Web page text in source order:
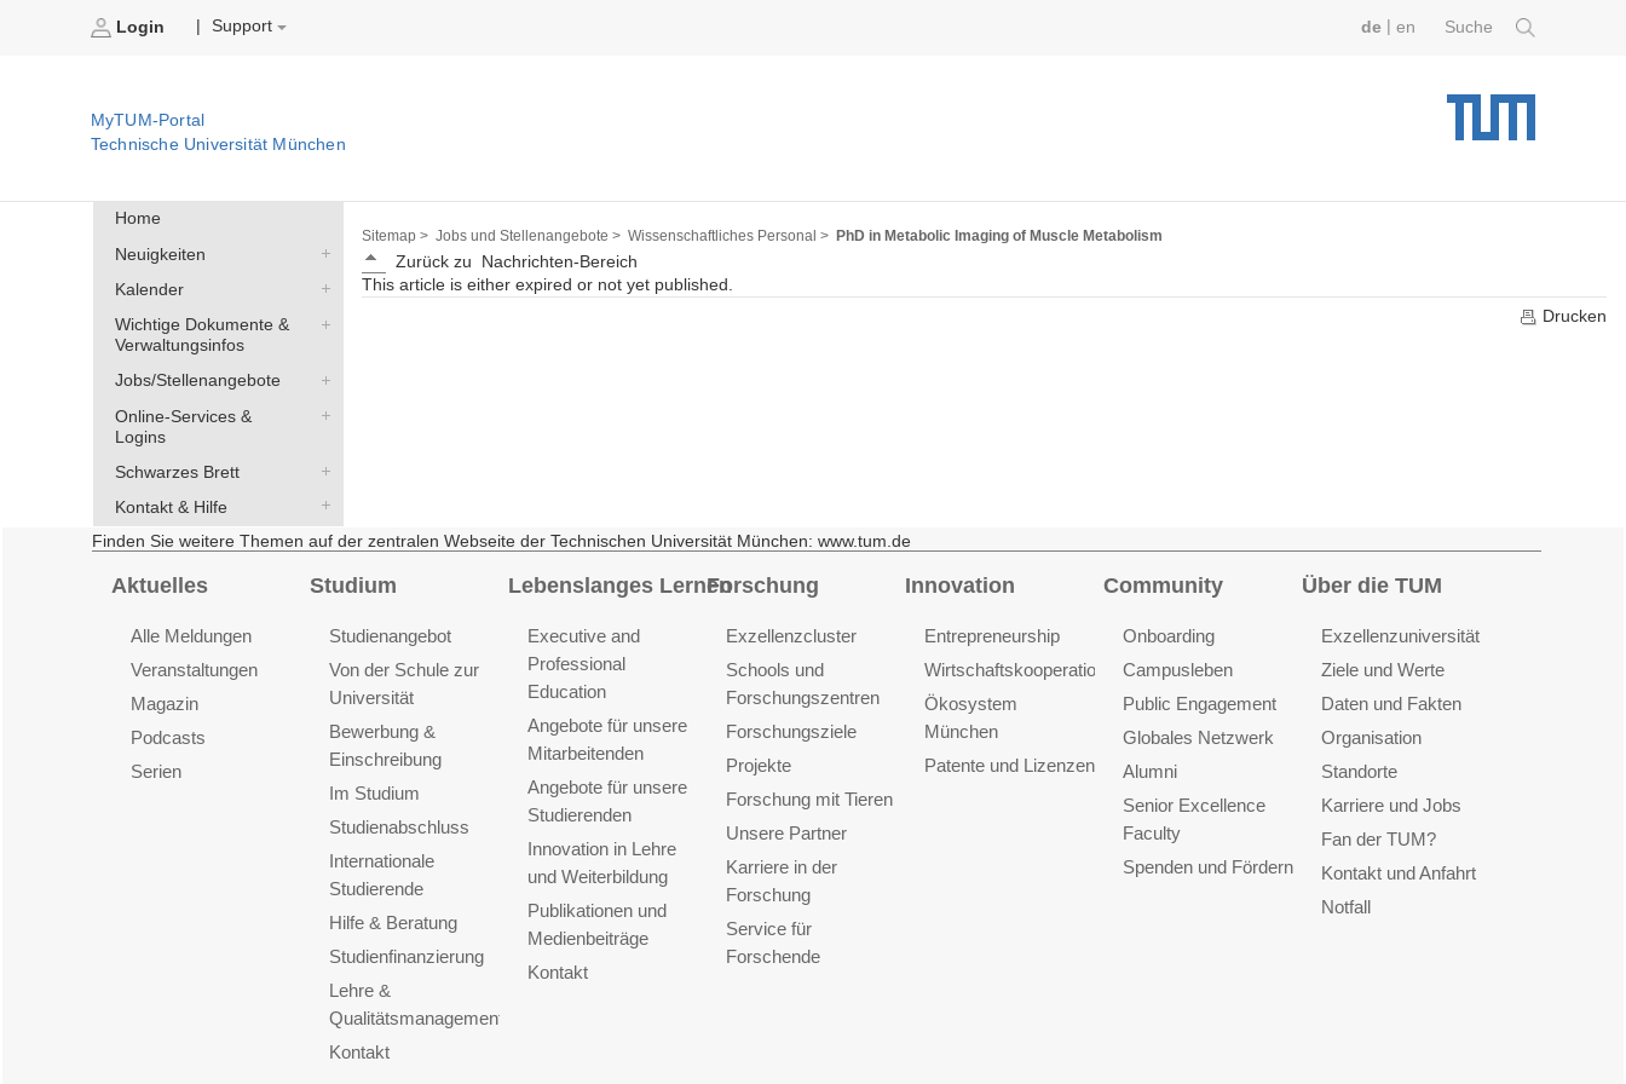
Login Support Suche
de en
MyTUM-Portal
Technische Universität München
Home
Neuigkeiten
Kalender
Wichtige Dokumente &
Verwaltungsinfos
Jobs/Stellenangebote
Online-Services &
Logins
Schwarzes Brett
Kontakt & Hilfe
Sitemap > Jobs und Stellenangebote > Wissenschaftliches Personal > PhD in Metabolic Imaging of Muscle Metabolism
Zurück zu
Nachrichten-Bereich
This article is either expired or not yet published.
Drucken
Finden Sie weitere Themen auf der zentralen Webseite der Technischen Universität München: www.tum.de
Aktuelles
Alle Meldungen
Veranstaltungen
Magazin
Podcasts
Serien
Studium
Studienangebot
Von der Schule zur
Universität
Bewerbung &
Einschreibung
Im Studium
Studienabschluss
Internationale
Studierende
Hilfe & Beratung
Studienfinanzierung
Lehre &
Qualitätsmanagement
Kontakt
Lebenslanges Lernen
Executive and
Professional
Education
Angebote für unsere
Mitarbeitenden
Angebote für unsere
Studierenden
Innovation in Lehre
und Weiterbildung
Publikationen und
Medienbeiträge
Kontakt
Forschung
Exzellenzcluster
Schools und
Forschungszentren
Forschungsziele
Projekte
Forschung mit Tieren
Unsere Partner
Karriere in der
Forschung
Service für
Forschende
Innovation
Entrepreneurship
Wirtschaftskooperationen
Ökosystem
München
Patente und Lizenzen
Community
Onboarding
Campusleben
Public Engagement
Globales Netzwerk
Alumni
Senior Excellence
Faculty
Spenden und Fördern
Über die TUM
Exzellenzuniversität
Ziele und Werte
Daten und Fakten
Organisation
Standorte
Karriere und Jobs
Fan der TUM?
Kontakt und Anfahrt
Notfall